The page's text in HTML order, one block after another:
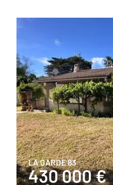
LA GARDE 83
430 000 €